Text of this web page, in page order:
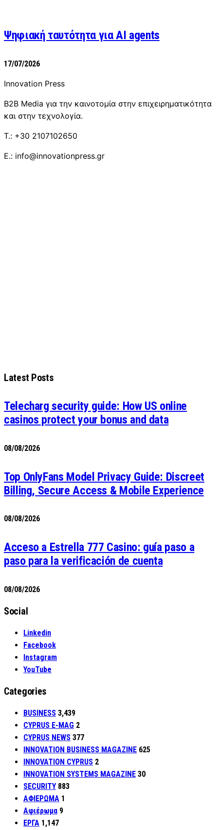
Ψηφιακή ταυτότητα για AI agents
17/07/2026
Innovation Press
B2B Media για την καινοτομία στην επιχειρηματικότητα
και στην τεχνολογία.
T.: +30 2107102650
E.: info@innovationpress.gr
Latest Posts
Telecharg security guide: How US online
casinos protect your bonus and data
08/08/2026
Top OnlyFans Model Privacy Guide: Discreet
Billing, Secure Access & Mobile Experience
08/08/2026
Acceso a Estrella 777 Casino: guía paso a
paso para la verificación de cuenta
08/08/2026
Social
Linkedin
Facebook
Instagram
YouTube
Categories
BUSINESS 3,439
CYPRUS E-MAG 2
CYPRUS NEWS 377
INNOVATION BUSINESS MAGAZINE 625
INNOVATION CYPRUS 2
INNOVATION SYSTEMS MAGAZINE 30
SECURITY 883
ΑΦΙΕΡΩΜΑ 1
Αφιέρωμα 9
ΕΡΓΑ 1,147